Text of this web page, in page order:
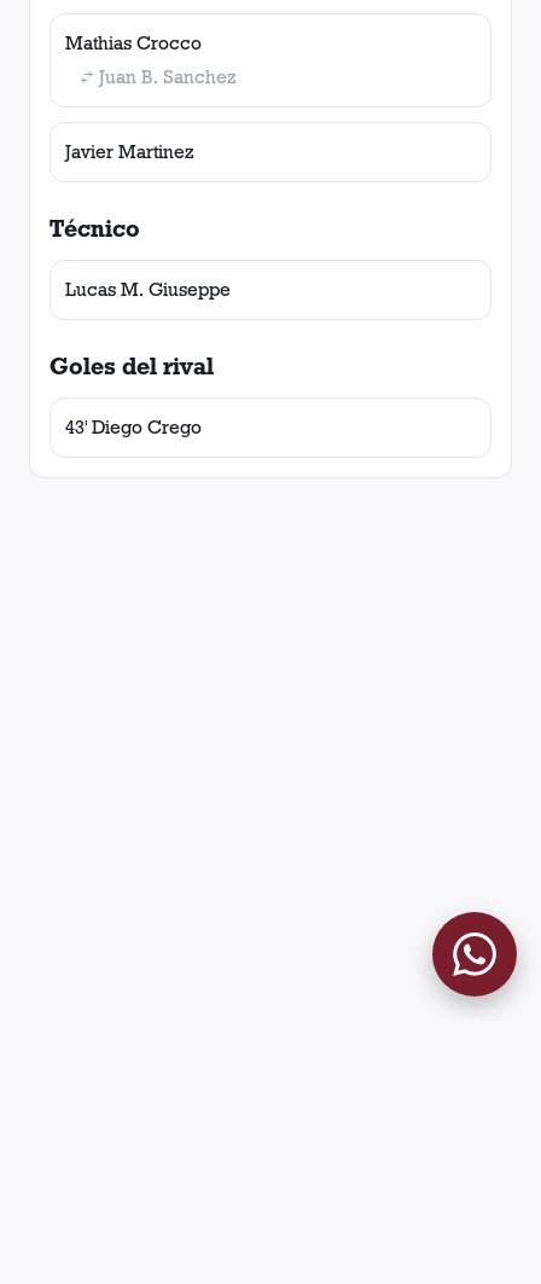
Mathias Crocco
Juan B. Sanchez
Javier Martinez
Técnico
Lucas M. Giuseppe
Goles del rival
43' Diego Crego